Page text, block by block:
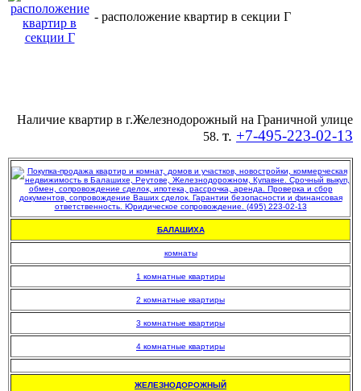
- расположение квартир в секции Г
Наличие квартир в г.Железнодорожный на Граничной улице
58. т. +7-495-223-02-13
БАЛАШИХА
комнаты
1 комнатные квартиры
2 комнатные квартиры
3 комнатные квартиры
4 комнатные квартиры
ЖЕЛЕЗНОДОРОЖНЫЙ